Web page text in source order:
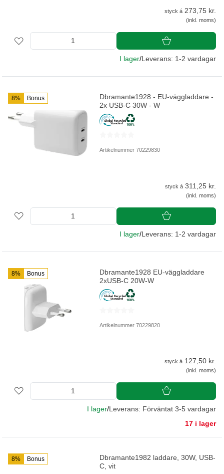
styck á 273,75 kr.
(inkl. moms)
I lager/Leverans: 1-2 vardagar
8% Bonus
Dbramante1928 - EU-väggladdare -
2x USB-C 30W - W
Artikelnummer 70229830
styck á 311,25 kr.
(inkl. moms)
I lager/Leverans: 1-2 vardagar
8% Bonus
Dbramante1928 EU-väggladdare
2xUSB-C 20W-W
Artikelnummer 70229820
styck á 127,50 kr.
(inkl. moms)
I lager/Leverans: Förväntat 3-5 vardagar
17 i lager
8% Bonus
Dbramante1982 laddare, 30W, USB-
C, vit